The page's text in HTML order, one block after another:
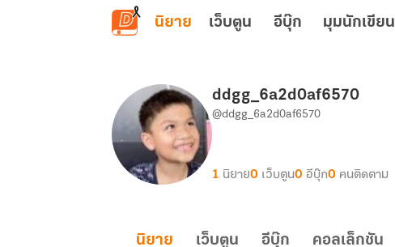
ข้ามไปยังเนื้อหาหลัก
นิยาย เว็บตูน อีบุ๊ก มุมนักเขียน
ddgg_6a2d0af6570
@ddgg_6a2d0af6570
1 นิยาย0 เว็บตูน0 อีบุ๊ก0 คนติดตาม
นิยาย เว็บตูน อีบุ๊ก คอลเล็กชัน